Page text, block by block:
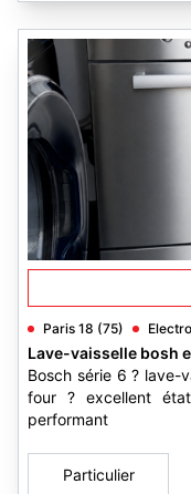
Paris 18 (75)
Lave-vaisselle bosh
Bosch série 6 ? lave-
four ? excellent
performant
Particulier